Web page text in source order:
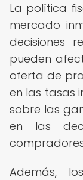
La política
mercado
decisiones
pueden
oferta de
en las tasas
sobre las
en las
Además,